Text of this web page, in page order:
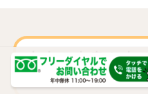
古本や古書を売
是非ご相談くだ